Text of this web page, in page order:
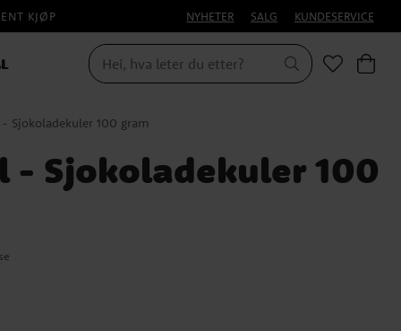
KJØP NYHETER SALG KUNDESERVICE
Sjokoladekuler 100 gram
- Sjokoladekuler 100